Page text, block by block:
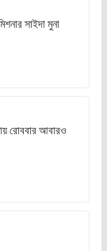
সাইদা মুনা
রোববার আবারও